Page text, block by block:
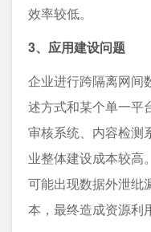
效率较低。
3、应用建设问题
企业进行跨隔离网间
述方式和某个单一平
审核系统、内容检测
业整体建设成本较高
可能出现数据外泄纰
本，最终造成资源利